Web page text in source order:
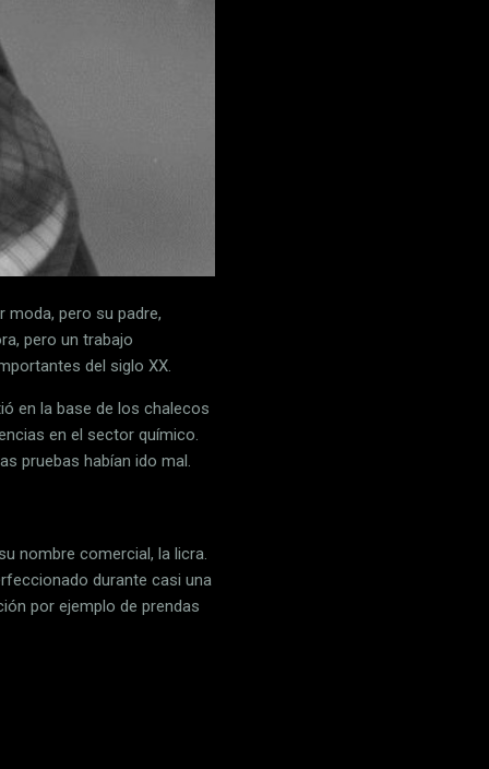
moda, pero su padre,
pero un trabajo
del siglo XX.
en la base de los chalecos
en el sector químico.
pruebas habían ido mal.
nombre comercial, la licra.
durante casi una
por ejemplo de prendas